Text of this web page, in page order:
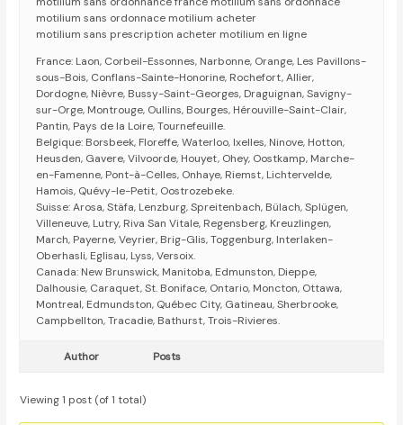
motilium sans ordonnace motilium acheter
motilium sans prescription acheter motilium en ligne
France: Laon, Corbeil-Essonnes, Narbonne, Orange, Les Pavillons-
sous-Bois, Conflans-Sainte-Honorine, Rochefort, Allier,
Dordogne, Nièvre, Bussy-Saint-Georges, Draguignan, Savigny-
sur-Orge, Montrouge, Oullins, Bourges, Hérouville-Saint-Clair,
Pantin, Pays de la Loire, Tournefeuille.
Belgique: Borsbeek, Floreffe, Waterloo, Ixelles, Ninove, Hotton,
Heusden, Gavere, Vilvoorde, Houyet, Ohey, Oostkamp, Marche-
en-Famenne, Pont-à-Celles, Onhaye, Riemst, Lichtervelde,
Hamois, Quévy-le-Petit, Oostrozebeke.
Suisse: Arosa, Stäfa, Lenzburg, Spreitenbach, Bülach, Splügen,
Villeneuve, Lutry, Riva San Vitale, Regensberg, Kreuzlingen,
March, Payerne, Veyrier, Brig-Glis, Toggenburg, Interlaken-
Oberhasli, Eglisau, Lyss, Versoix.
Canada: New Brunswick, Manitoba, Edmunston, Dieppe,
Dalhousie, Caraquet, St. Boniface, Ontario, Moncton, Ottawa,
Montreal, Edmundston, Québec City, Gatineau, Sherbrooke,
Campbellton, Tracadie, Bathurst, Trois-Rivieres.
Author Posts
Viewing 1 post (of 1 total)